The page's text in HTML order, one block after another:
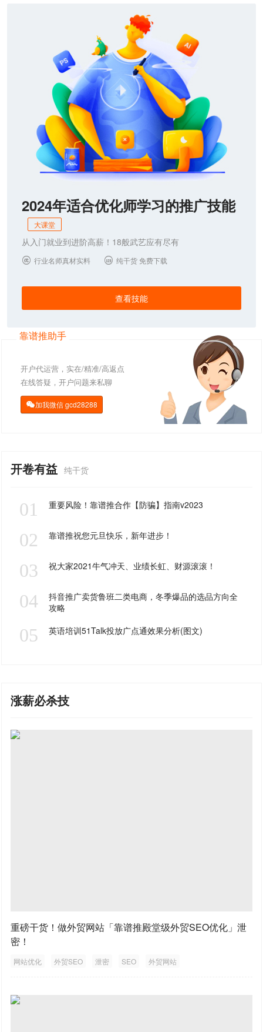
2024年适合优化师学习的推广技能
大课堂
从入门就业到进阶高薪！18般武艺应有尽有
 行业名师真材实料  纯干货 免费下载
查看技能
靠谱推助手
开户代运营，实在/精准/高返点
在线答疑，开户问题来私聊
加我微信gcd28288
开卷有益 纯干货
01 重要风险！靠谱推合作【防骗】指南v2023
02 靠谱推祝您元旦快乐，新年进步！
03 祝大家2021牛气冲天、业绩长虹、财源滚滚！
04
抖音推广卖货鲁班二类电商，冬季爆品的选品方向全
攻略
05 英语培训51Talk投放广点通效果分析(图文)
涨薪必杀技
重磅干货！做外贸网站「靠谱推殿堂级外贸SEO优化」泄
密！
网站优化 外贸SEO 泄密 SEO 外贸网站